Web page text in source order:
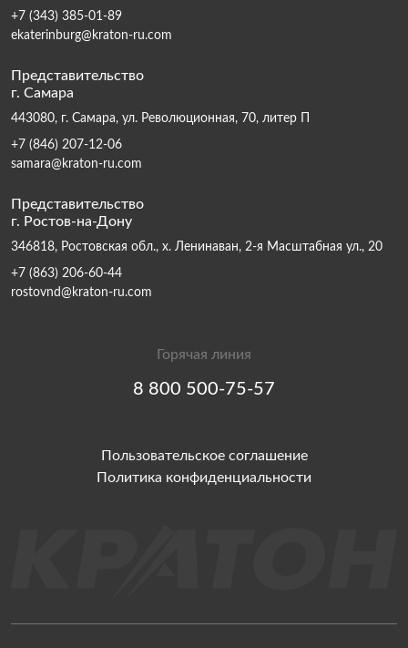
+7 (343) 385-01-89
ekaterinburg@kraton-ru.com
Представительство
г. Самара
443080, г. Самара, ул. Революционная, 70, литер П
+7 (846) 207-12-06
samara@kraton-ru.com
Представительство
г. Ростов-на-Дону
346818, Ростовская обл., х. Ленинаван, 2-я Масштабная ул., 20
+7 (863) 206-60-44
rostovnd@kraton-ru.com
Горячая линия
8 800 500-75-57
Пользовательское соглашение
Политика конфиденциальности